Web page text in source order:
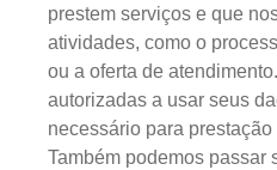
prestem serviços e que
atividades, como o
ou a oferta de
autorizadas a usar seus
necessário para
Também podemos passar